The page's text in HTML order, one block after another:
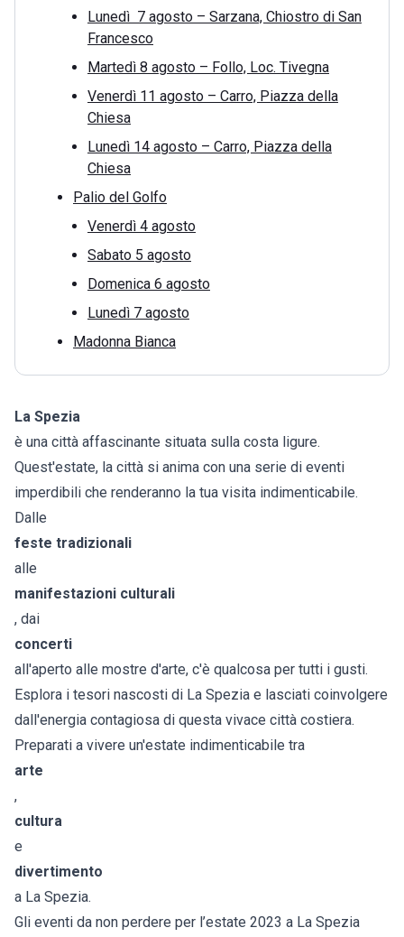
Lunedì 7 agosto – Sarzana, Chiostro di San
Francesco
Martedì 8 agosto – Follo, Loc. Tivegna
Venerdì 11 agosto – Carro, Piazza della
Chiesa
Lunedì 14 agosto – Carro, Piazza della
Chiesa
Palio del Golfo
Venerdì 4 agosto
Sabato 5 agosto
Domenica 6 agosto
Lunedì 7 agosto
Madonna Bianca
La Spezia
è una città affascinante situata sulla costa ligure.
Quest'estate, la città si anima con una serie di eventi
imperdibili che renderanno la tua visita indimenticabile.
Dalle
feste tradizionali
alle
manifestazioni culturali
, dai
concerti
all'aperto alle mostre d'arte, c'è qualcosa per tutti i gusti.
Esplora i tesori nascosti di La Spezia e lasciati coinvolgere
dall'energia contagiosa di questa vivace città costiera.
Preparati a vivere un'estate indimenticabile tra
arte
,
cultura
e
divertimento
a La Spezia.
Gli eventi da non perdere per l’estate 2023 a La Spezia